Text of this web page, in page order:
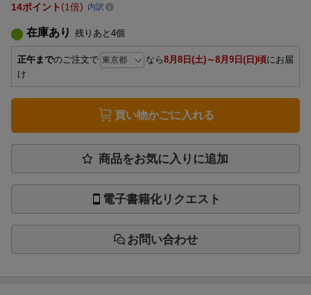
14ポイント 1倍 内訳
在庫あり 残りあと 4個
正午までのご注文で なら8月8日(土)～8月9日(日)頃にお届
け
買い物かごに入れる
商品をお気に入りに追加
電子書籍化リクエスト
お問い合わせ